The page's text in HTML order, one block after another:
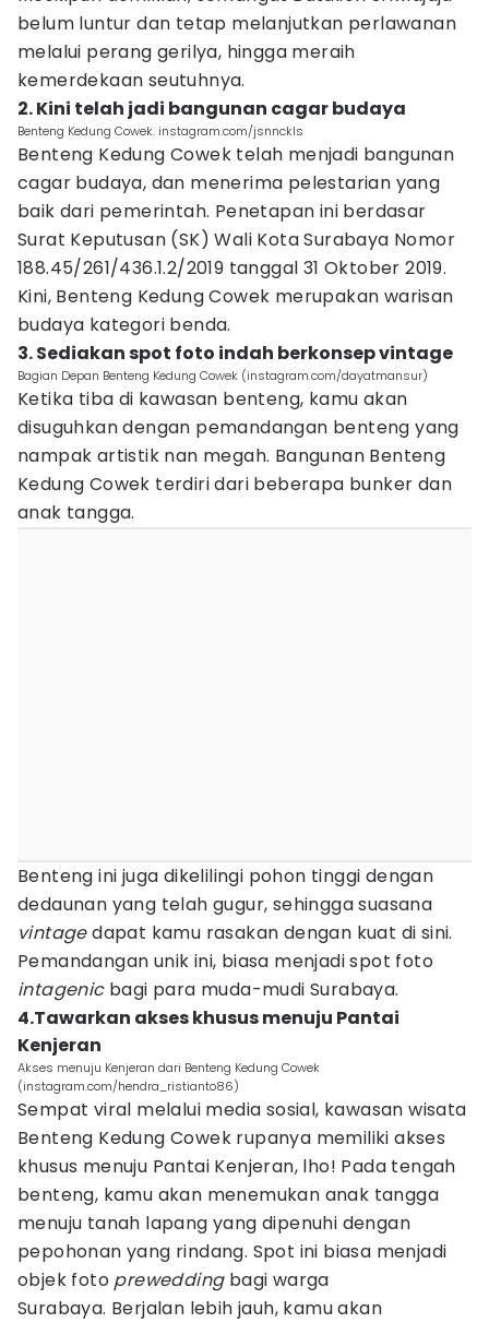
belum luntur dan tetap melanjutkan perlawanan
melalui perang gerilya, hingga meraih
kemerdekaan seutuhnya.
2. Kini telah jadi bangunan cagar budaya
Benteng Kedung Cowek. instagram.com/jsnnckls
Benteng Kedung Cowek telah menjadi bangunan
cagar budaya, dan menerima pelestarian yang
baik dari pemerintah. Penetapan ini berdasar
Surat Keputusan (SK) Wali Kota Surabaya Nomor
188.45/261/436.1.2/2019 tanggal 31 Oktober 2019.
Kini, Benteng Kedung Cowek merupakan warisan
budaya kategori benda.
3. Sediakan spot foto indah berkonsep vintage
Bagian Depan Benteng Kedung Cowek (instagram.com/dayatmansur)
Ketika tiba di kawasan benteng, kamu akan
disuguhkan dengan pemandangan benteng yang
nampak artistik nan megah. Bangunan Benteng
Kedung Cowek terdiri dari beberapa bunker dan
anak tangga.
Benteng ini juga dikelilingi pohon tinggi dengan
dedaunan yang telah gugur, sehingga suasana
vintagedapat kamu rasakan dengan kuat di sini.
Pemandangan unik ini, biasa menjadi spot foto
intagenicbagi para muda-mudi Surabaya.
4.Tawarkan akses khusus menuju Pantai
Kenjeran
Akses menuju Kenjeran dari Benteng Kedung Cowek
(instagram.com/hendra_ristianto86)
Sempat viral melalui media sosial, kawasan wisata
Benteng Kedung Cowek rupanya memiliki akses
khusus menuju Pantai Kenjeran, lho! Pada tengah
benteng, kamu akan menemukan anak tangga
menuju tanah lapang yang dipenuhi dengan
pepohonan yang rindang. Spot ini biasa menjadi
objek foto preweddingbagi warga
Surabaya. Berjalan lebih jauh, kamu akan